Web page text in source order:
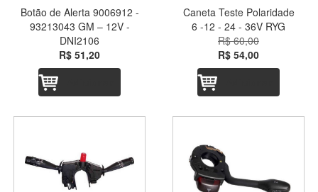
Botão de Alerta 9006912 -
93213043 GM – 12V -
DNI2106
R$ 51,20
Caneta Teste Polaridade
6 -12 - 24 - 36V RYG
R$ 60,00
R$ 54,00